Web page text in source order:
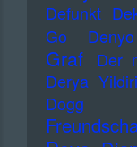
Defunkt
Go
Denyo
Graf
Der
Derya
Dogg